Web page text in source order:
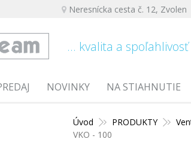
... kvalita a spoľahlivosť
Neresnícka cesta č. 12, Zvolen
NOVINKY NA STIAHNUTIE
Úvod PRODUKTY
VKO - 100